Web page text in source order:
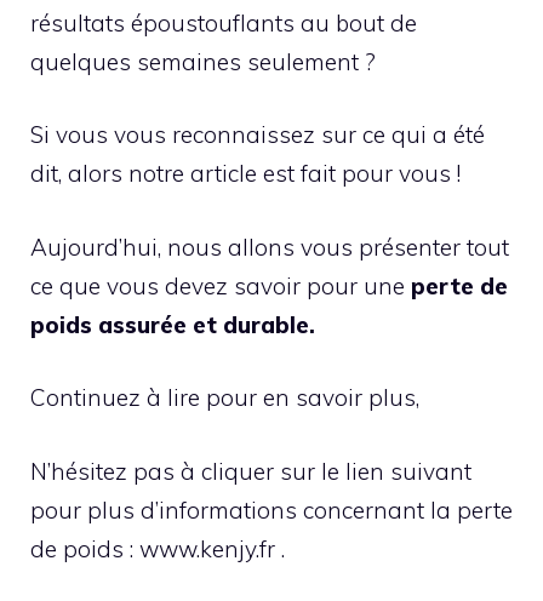
résultats époustouflants au bout de
quelques semaines seulement ?
Si vous vous reconnaissez sur ce qui a été
dit, alors notre article est fait pour vous !
Aujourd’hui, nous allons vous présenter tout
ce que vous devez savoir pour une perte de
poids assurée et durable.
Continuez à lire pour en savoir plus,
N’hésitez pas à cliquer sur le lien suivant
pour plus d’informations concernant la perte
de poids : www.kenjy.fr .